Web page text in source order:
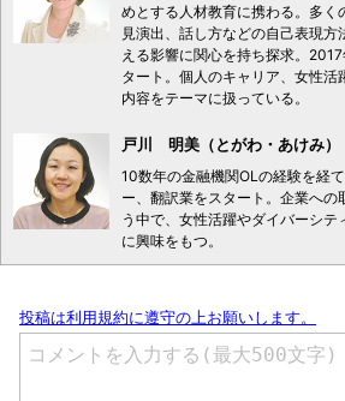
めとする人材教育に携わる。多く
見演出、話し方などの自己表現
える影響に関心を持ち探求。
タート。個人のキャリア、女性活
内容をテーマに扱っている。
戸川 明美（とがわ・あけみ）
10数年の金融機関OLの経験を経
ー、翻訳業をスタート。企業へ
う中で、女性活躍やダイバーシ
に興味をもつ。